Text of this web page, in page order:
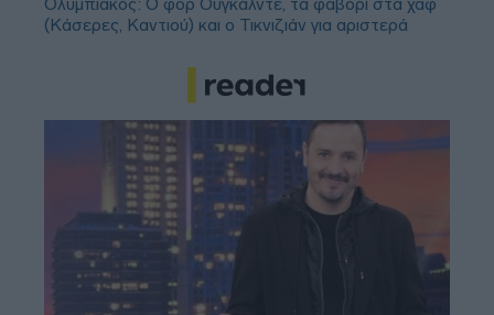
(Κάσερες, Καντιού) και ο Τικνιζιάν για αριστερά